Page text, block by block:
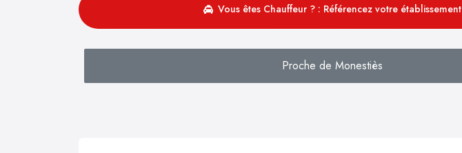
Vous êtes Chauffeur ? : Référencez votre établissement
Proche de Monestiès